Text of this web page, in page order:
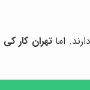
اماتهران کار کی